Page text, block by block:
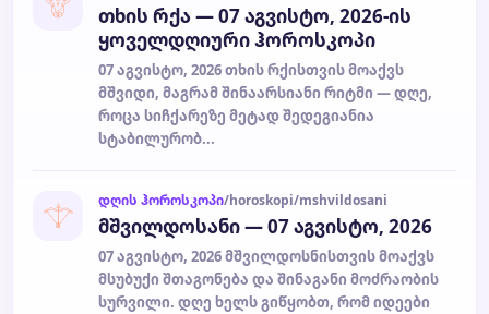
თხის რქა — 07 აგვისტო, 2026-ის
ყოველდღიური ჰოროსკოპი
07 აგვისტო, 2026 თხის რქისთვის მოაქვს
მშვიდი, მაგრამ შინაარსიანი რიტმი — დღე,
როცა სიჩქარეზე მეტად შედეგიანია
სტაბილურობ...
დღის ჰოროსკოპი/horoskopi/mshvildosani
მშვილდოსანი — 07 აგვისტო, 2026
07 აგვისტო, 2026 მშვილდოსნისთვის მოაქვს
მსუბუქი შთაგონება და შინაგანი მოძრაობის
სურვილი. დღე ხელს გიწყობთ, რომ იდეები